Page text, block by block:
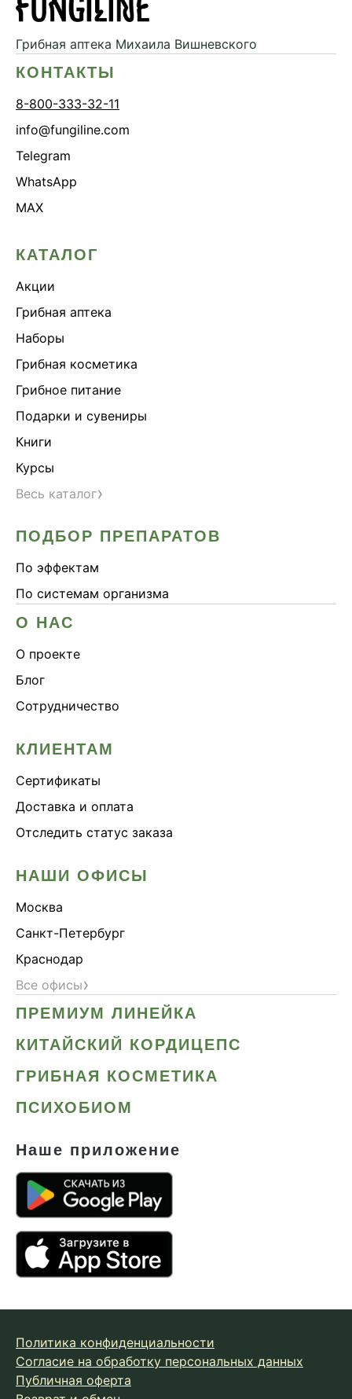
Дикий ямс
Желчегонное
Женское здоровье
Зависимости
Защита печени
Зверобой
Здоровое пищеварение
Здоровые суставы
Здоровый микробиом
Здоровье легких
Здоровье почек
Йохимбе
Каштан конский
Китайский кордицепс
Кордицепс
Косметика
Крепкие кости
Либидо
Лимонник китайский
Майтаке
Наборы
Натуральный антибиотик
Онколинейка
Острое зрение
Память
Поддержка иммунитета
Пробиотики Психобиом
Продуктивность
Противовирусное
Противовоспалительное
Расторопша
СДВГ
Снижение давления
Спокойствие и сон
Спортивное питание
Улучшение настроения
Чага
Энергия и выносливость
Грибная аптека Михаила Вишневского
КОНТАКТЫ
8-800-333-32-11
info@fungiline.com
Telegram
WhatsApp
MAX
КАТАЛОГ
Акции
Грибная аптека
Наборы
Грибная косметика
Грибное питание
Подарки и сувениры
Книги
Курсы
Весь каталог›
ПОДБОР ПРЕПАРАТОВ
По эффектам
По системам организма
О НАС
О проекте
Блог
Сотрудничество
КЛИЕНТАМ
Сертификаты
Доставка и оплата
Отследить статус заказа
НАШИ ОФИСЫ
Москва
Санкт-Петербург
Краснодар
Все офисы›
ПРЕМИУМ ЛИНЕЙКА
КИТАЙСКИЙ КОРДИЦЕПС
ГРИБНАЯ КОСМЕТИКА
ПСИХОБИОМ
Наше приложение
Политика конфиденциальности
Согласие на обработку персональных данных
Публичная оферта